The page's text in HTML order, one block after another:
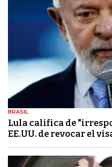
BRASIL
Lula califica de
EE.UU. de revocar el